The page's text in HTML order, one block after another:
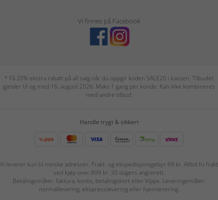
Vi finnes på Facebook
* Få 20% ekstra rabatt på all salg når du oppgir koden SALE20 i kassen. Tilbudet
gjelder til og med 16. august 2026. Maks 1 gang per kunde. Kan ikke kombineres
med andre tilbud.
Handle trygt & sikkert
Vi leverer kun til norske adresser. Frakt- og ekspedisjonsgebyr 69 kr. Alltid fri frakt
ved kjøp over 899 kr. 30 dagers angrerett.
Betalingsmåter: faktura, konto, betalingskort eller Vipps. Leveringsmåter:
normallevering, ekspresslevering eller hjemlevering.